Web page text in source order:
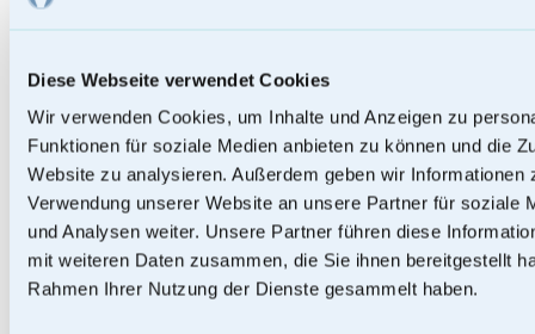
Diese Webseite verwendet Cookies
Wir verwenden Cookies, um Inhalte und Anzeigen zu
Funktionen für soziale Medien anbieten zu können und die
Website zu analysieren. Außerdem geben wir Informationen
Verwendung unserer Website an unsere Partner für soziale
und Analysen weiter. Unsere Partner führen diese
mit weiteren Daten zusammen, die Sie ihnen bereitgestellt
Rahmen Ihrer Nutzung der Dienste gesammelt haben.
Papierurnen